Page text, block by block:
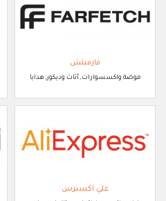
فارفيتش
موضة واكسسوارات, أثاث وديكور, هدايا
علي اكسبرس